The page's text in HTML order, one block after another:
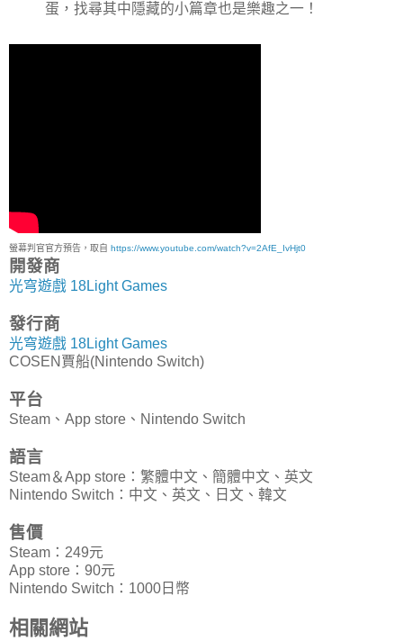
蛋，找尋其中隱藏的小篇章也是樂趣之一！
螢幕判官官方預告，取自 https://www.youtube.com/watch?v=2AfE_IvHjt0
開發商
光穹遊戲 18Light Games
發行商
光穹遊戲 18Light Games
COSEN賈船(Nintendo Switch)
平台
Steam、App store、Nintendo Switch
語言
Steam＆App store：繁體中文、簡體中文、英文
Nintendo Switch：中文、英文、日文、韓文
售價
Steam：249元
App store：90元
Nintendo Switch：1000日幣
相關網站